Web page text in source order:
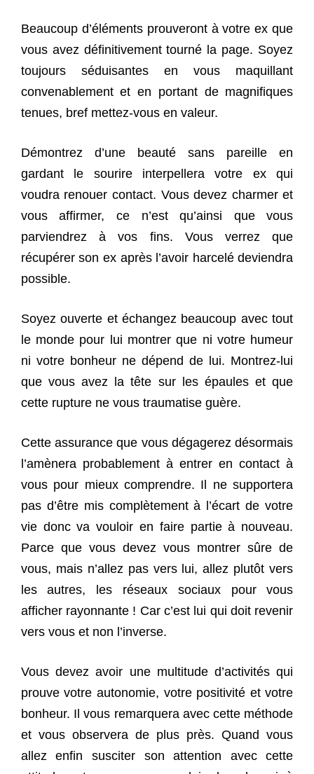
Beaucoup d’éléments prouveront à votre ex que
vous avez définitivement tourné la page. Soyez
toujours séduisantes en vous maquillant
convenablement et en portant de magnifiques
tenues, bref mettez-vous en valeur.
Démontrez d’une beauté sans pareille en
gardant le sourire interpellera votre ex qui
voudra renouer contact. Vous devez charmer et
vous affirmer, ce n’est qu’ainsi que vous
parviendrez à vos fins. Vous verrez que
récupérer son ex après l’avoir harcelé deviendra
possible.
Soyez ouverte et échangez beaucoup avec tout
le monde pour lui montrer que ni votre humeur
ni votre bonheur ne dépend de lui. Montrez-lui
que vous avez la tête sur les épaules et que
cette rupture ne vous traumatise guère.
Cette assurance que vous dégagerez désormais
l’amènera probablement à entrer en contact à
vous pour mieux comprendre. Il ne supportera
pas d’être mis complètement à l’écart de votre
vie donc va vouloir en faire partie à nouveau.
Parce que vous devez vous montrer sûre de
vous, mais n’allez pas vers lui, allez plutôt vers
les autres, les réseaux sociaux pour vous
afficher rayonnante ! Car c’est lui qui doit revenir
vers vous et non l’inverse.
Vous devez avoir une multitude d’activités qui
prouve votre autonomie, votre positivité et votre
bonheur. Il vous remarquera avec cette méthode
et vous observera de plus près. Quand vous
allez enfin susciter son attention avec cette